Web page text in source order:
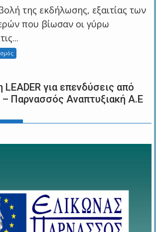
της εκδήλωσης, εξαιτίας των
που βίωσαν οι γύρω
για επενδύσεις από
– Παρνασσός Αναπτυξιακή Α.Ε